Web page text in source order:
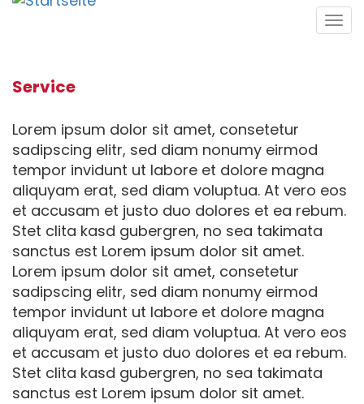
Direkt
Service
Lorem ipsum dolor sit amet, consetetur
sadipscing elitr, sed diam nonumy eirmod
tempor invidunt ut labore et dolore magna
aliquyam erat, sed diam voluptua. At vero eos
et accusam et justo duo dolores et ea rebum.
Stet clita kasd gubergren, no sea takimata
sanctus est Lorem ipsum dolor sit amet.
Lorem ipsum dolor sit amet, consetetur
sadipscing elitr, sed diam nonumy eirmod
tempor invidunt ut labore et dolore magna
aliquyam erat, sed diam voluptua. At vero eos
et accusam et justo duo dolores et ea rebum.
Stet clita kasd gubergren, no sea takimata
sanctus est Lorem ipsum dolor sit amet.